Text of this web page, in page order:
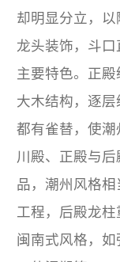
却明显分立，
龙头装饰，斗
主要特色。正
大木结构，逐
都有雀替，使
川殿、正殿与
品，潮州风格
工程，后殿龙
闽南式风格，